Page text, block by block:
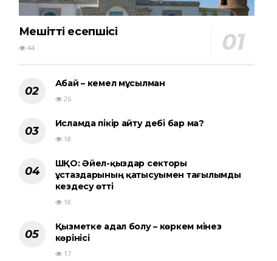
Мешіттің есепшісі
44
Абай – кемел мұсылман
26
Исламда пікір айту әдебі бар ма?
18
ШҚО: Әйел-қыздар секторы
ұстаздарының қатысуымен тағылымды
кездесу өтті
18
Қызметке адал болу – көркем мінез
көрінісі
17